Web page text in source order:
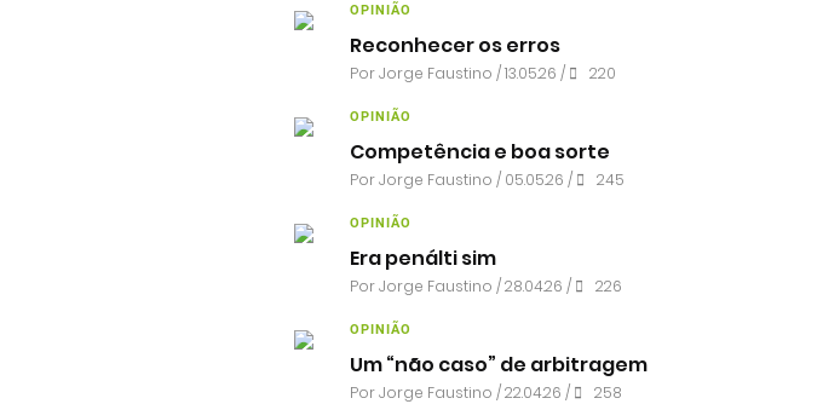
OPINIÃO
Reconhecer os erros
PorJorge Faustino / 13.05.26 / 220
OPINIÃO
Competência e boa sorte
PorJorge Faustino / 05.05.26 / 245
OPINIÃO
Era penálti sim
PorJorge Faustino / 28.04.26 / 226
OPINIÃO
Um “não caso” de arbitragem
PorJorge Faustino / 22.04.26 / 258